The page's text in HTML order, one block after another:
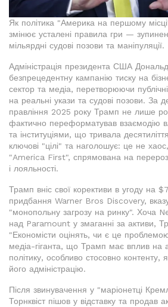
Як політика "Америка на першому
змінює усталені правила гри —
мільярдні судові позови та маніпуляції.
Адміністрація президента США
безпрецедентну кампанію тиску на
сектор та медіа, перетворюючи
на реальні укази та судові позови. За
правління 2025 року Трамп не лише
фактично переформатував взаємодію
та інституціями, що тривала
ключові "цілі" та наголошує: це не
"America First", спрямована на
і лояльності.
Трамп вніс свої корективи в угоду на
придбання Warner Bros Discovery,
"монопольну загрозу на ринку". Хоча
над Paramount у змаганні за активи,
"Економісти оцінять, чи є це
медіа-гіганта, що Трамп має вплив на
політику, особливо стосовно контенту,
його адміністрацію.
Після звинувачення у "маріонетці
Торнквіст пішов у відставку та продав